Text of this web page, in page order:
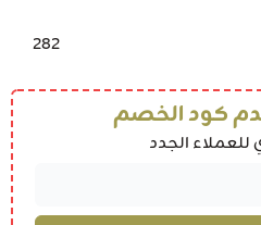
282
كود الخصم
الجدد